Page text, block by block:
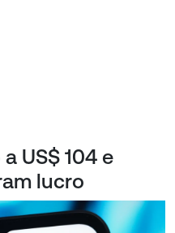
US$ 104 e
lucro